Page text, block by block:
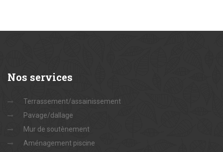
Nos services
Terrassement/assainissement
Pavage/dallage
Mur de soutènement
Aménagement piscine